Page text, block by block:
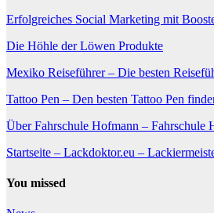
Erfolgreiches Social Marketing mit
Die Höhle der Löwen Produkte
Mexiko Reiseführer – Die besten
Tattoo Pen – Den besten Tattoo Pen
Über Fahrschule Hofmann – Fahrschule
Startseite – Lackdoktor.eu –
You missed